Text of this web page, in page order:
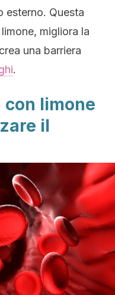
esterno. Questa
migliora la
una barriera
.
con limone
il